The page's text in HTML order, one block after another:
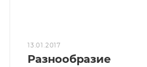
13.01.2017
Разнообразие